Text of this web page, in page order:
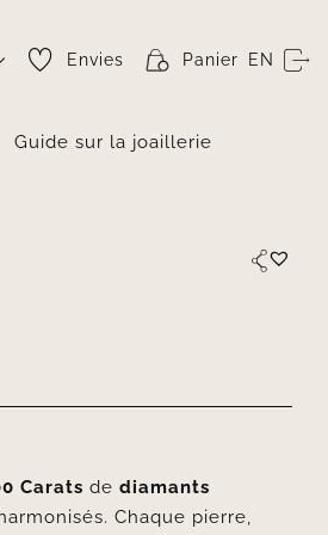
Envies Panier EN
Guide sur la joaillerie
Carats dediamants
Chaque pierre,